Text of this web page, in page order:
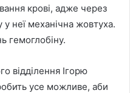
крові, адже через
неї механічна жовтуха.
гемоглобіну.
відділення Ігорю
усе можливе, аби